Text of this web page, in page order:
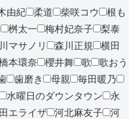
由紀 柔道 柴咲コウ
根も
桝太一 梅村妃奈子
梨泰
マサノリ 森川正規
横田
本環奈 櫻井舞 歌
歌おう
歯磨き 母親
毎田暖乃
水曜日のダウンタウン
永
エライザ 河北麻友子
河